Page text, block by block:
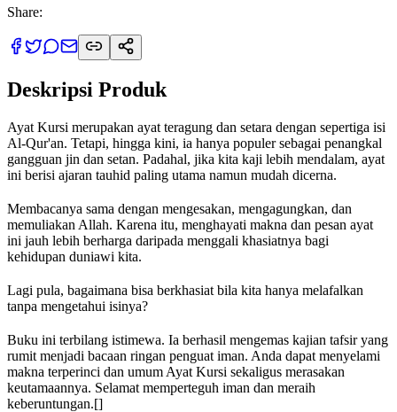
Share:
Deskripsi Produk
Ayat Kursi merupakan ayat teragung dan setara dengan sepertiga isi
Al-Qur'an. Tetapi, hingga kini, ia hanya populer sebagai penangkal
gangguan jin dan setan. Padahal, jika kita kaji lebih mendalam, ayat
ini berisi ajaran tauhid paling utama namun mudah dicerna.
Membacanya sama dengan mengesakan, mengagungkan, dan
memuliakan Allah. Karena itu, menghayati makna dan pesan ayat
ini jauh lebih berharga daripada menggali khasiatnya bagi
kehidupan duniawi kita.
Lagi pula, bagaimana bisa berkhasiat bila kita hanya melafalkan
tanpa mengetahui isinya?
Buku ini terbilang istimewa. Ia berhasil mengemas kajian tafsir yang
rumit menjadi bacaan ringan penguat iman. Anda dapat menyelami
makna terperinci dan umum Ayat Kursi sekaligus merasakan
keutamaannya. Selamat memperteguh iman dan meraih
keberuntungan.[]